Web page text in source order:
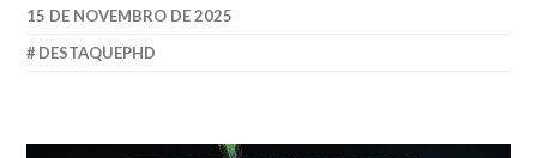
15 DE NOVEMBRO DE 2025
DESTAQUEPHD